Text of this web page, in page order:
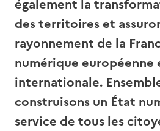
également la
des territoires et
rayonnement de la
numérique européenne
internationale.
construisons un État
service de tous les